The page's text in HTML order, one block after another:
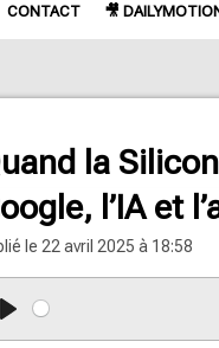
CONTACT 🎥
la
l’IA et
le 22 avril 2025 à 18:58